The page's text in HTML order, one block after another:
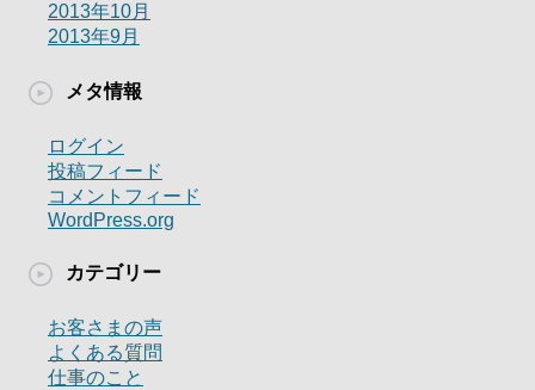
2013年10月
2013年9月
メタ情報
ログイン
投稿フィード
コメントフィード
WordPress.org
カテゴリー
お客さまの声
よくある質問
仕事のこと